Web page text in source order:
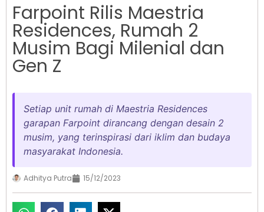
Farpoint Rilis Maestria
Residences, Rumah 2
Musim Bagi Milenial dan
Gen Z
Setiap unit rumah di Maestria Residences
garapan Farpoint dirancang dengan desain 2
musim, yang terinspirasi dari iklim dan budaya
masyarakat Indonesia.
Adhitya Putra 15/12/2023